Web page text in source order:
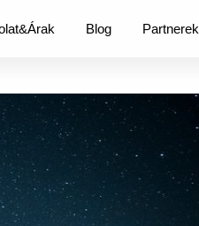
Blog Partnerek